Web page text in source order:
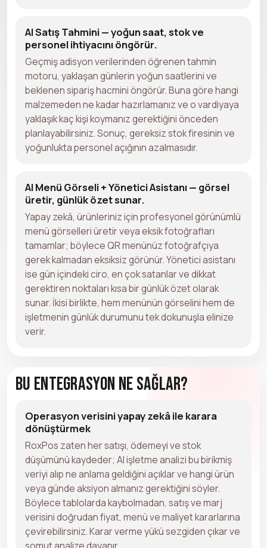
AI Satış Tahmini — yoğun saat, stok ve
personel ihtiyacını öngörür.
Geçmiş adisyon verilerinden öğrenen tahmin
motoru, yaklaşan günlerin yoğun saatlerini ve
beklenen sipariş hacmini öngörür. Buna göre hangi
malzemeden ne kadar hazırlamanız ve o vardiyaya
yaklaşık kaç kişi koymanız gerektiğini önceden
planlayabilirsiniz. Sonuç, gereksiz stok firesinin ve
yoğunlukta personel açığının azalmasıdır.
AI Menü Görseli + Yönetici Asistanı — görsel
üretir, günlük özet sunar.
Yapay zekâ, ürünleriniz için profesyonel görünümlü
menü görselleri üretir veya eksik fotoğrafları
tamamlar; böylece QR menünüz fotoğrafçıya
gerek kalmadan eksiksiz görünür. Yönetici asistanı
ise gün içindeki ciro, en çok satanlar ve dikkat
gerektiren noktaları kısa bir günlük özet olarak
sunar. İkisi birlikte, hem menünün görselini hem de
işletmenin günlük durumunu tek dokunuşla elinize
verir.
Bu Entegrasyon Ne Sağlar?
Operasyon verisini yapay zekâ ile karara
dönüştürmek
RoxPos zaten her satışı, ödemeyi ve stok
düşümünü kaydeder; AI işletme analizi bu birikmiş
veriyi alıp ne anlama geldiğini açıklar ve hangi ürün
veya günde aksiyon almanız gerektiğini söyler.
Böylece tablolarda kaybolmadan, satış ve marj
verisini doğrudan fiyat, menü ve maliyet kararlarına
çevirebilirsiniz. Karar verme yükü sezgiden çıkar ve